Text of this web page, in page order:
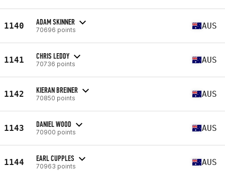
1140 ADAM SKINNER
70696 points AUS
1141 CHRIS LEDDY
70736 points AUS
1142 KIERAN BREINER
70850 points AUS
1143 DANIEL WOOD
70900 points AUS
1144 EARL CUPPLES
70963 points AUS